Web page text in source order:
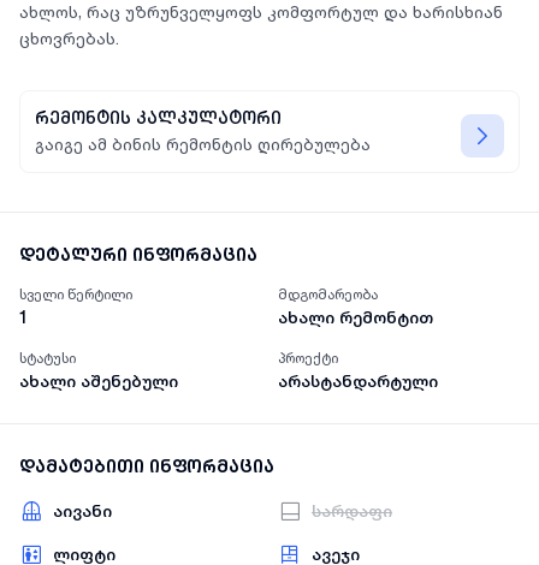
ახლოს, რაც უზრუნველყოფს კომფორტულ და ხარისხიან
რემონტის კალკულატორი
გაიგე ამ ბინის რემონტის ღირებულება
დეტალური ინფორმაცია
სველი წერტილი
1
მდგომარეობა
ახალი რემონტით
სტატუსი
ახალი აშენებული
პროექტი
არასტანდარტული
დამატებითი ინფორმაცია
აივანი სარდაფი
ლიფტი ავეჯი